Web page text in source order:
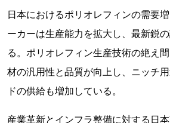
日本におけるポリオレフィンの需要
ーカーは生産能力を拡大し、最新鋭
る。ポリオレフィン生産技術の絶え
材の汎用性と品質が向上し、ニッチ
ドの供給も増加している。
産業革新とインフラ整備に対する日